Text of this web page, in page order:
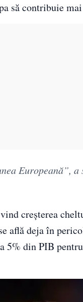
să contribuie
Europeană”,
creșterea
află deja în
din PIB